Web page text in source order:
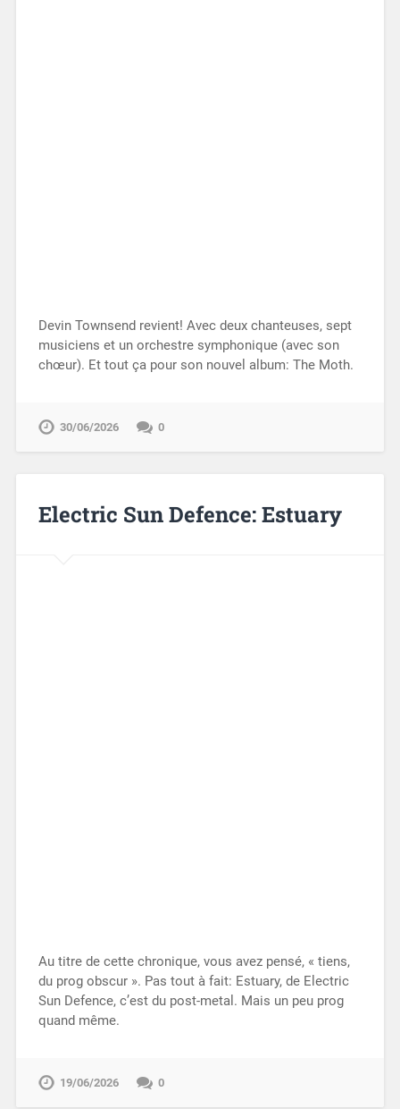
Devin Townsend revient! Avec deux chanteuses, sept
musiciens et un orchestre symphonique (avec son
chœur). Et tout ça pour son nouvel album: The Moth.
30/06/2026 0
Electric Sun Defence: Estuary
Au titre de cette chronique, vous avez pensé, « tiens,
du prog obscur ». Pas tout à fait: Estuary, de Electric
Sun Defence, c’est du post-metal. Mais un peu prog
quand même.
19/06/2026 0